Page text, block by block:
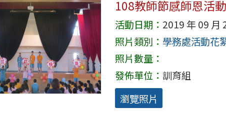
108教師節感師恩活動
活動日期： 2019 年 09 月
照片類別： 學務處活動花
照片數量：
發佈單位： 訓育組
瀏覽照片